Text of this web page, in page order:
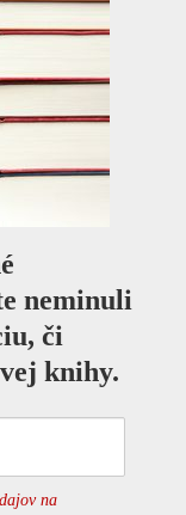
neminuli
či
knihy.
na